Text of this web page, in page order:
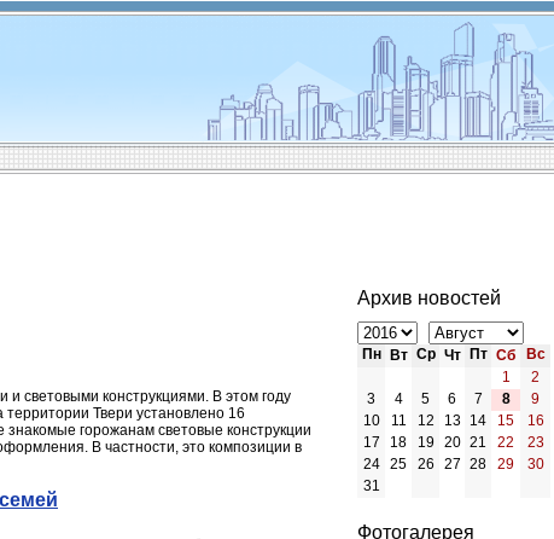
световыми конструкциями. В этом году
Твери установлено 16
горожанам световые конструкции
В частности, это композиции в
Архив новостей
Пн Вт Ср Чт Пт Сб
Вс
1
2
3
4 5 6 7 8
9
10
11 12 13 14 15
16
17
18 19 20 21 22
23
24
25 26 27 28 29
30
31
Фотогалерея